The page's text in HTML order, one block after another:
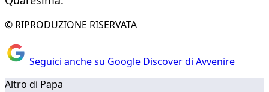
© RIPRODUZIONE RISERVATA
Seguici anche su Google Discover di Avvenire
Altro di Papa